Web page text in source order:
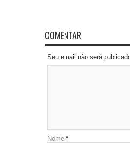
COMENTAR
Seu email não será
Nome *